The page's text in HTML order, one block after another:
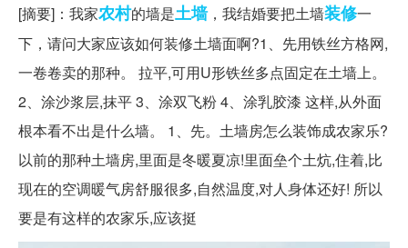
[摘要]：我家农村的墙是土墙，我结婚要把土墙装修一
下，请问大家应该如何装修土墙面啊?1、先用铁丝方格网,
一卷卷卖的那种。 拉平,可用U形铁丝多点固定在土墙上。
2、涂沙浆层,抹平 3、涂双飞粉 4、涂乳胶漆 这样,从外面
根本看不出是什么墙。 1、先。土墙房怎么装饰成农家乐?
以前的那种土墙房,里面是冬暖夏凉!里面垒个土炕,住着,比
现在的空调暖气房舒服很多,自然温度,对人身体还好! 所以
要是有这样的农家乐,应该挺